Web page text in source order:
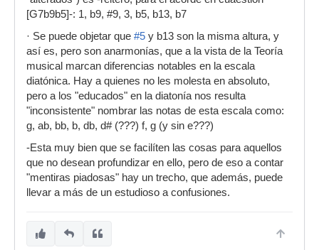
[G7b9b5]-: 1, b9, #9, 3, b5, b13, b7
· Se puede objetar que #5 y b13 son la misma altura, y
así es, pero son anarmonías, que a la vista de la Teoría
musical marcan diferencias notables en la escala
diatónica. Hay a quienes no les molesta en absoluto,
pero a los "educados" en la diatonía nos resulta
"inconsistente" nombrar las notas de esta escala como:
g, ab, bb, b, db, d# (???) f, g (y sin e???)
-Esta muy bien que se facilíten las cosas para aquellos
que no desean profundizar en ello, pero de eso a contar
"mentiras piadosas" hay un trecho, que además, puede
llevar a más de un estudioso a confusiones.